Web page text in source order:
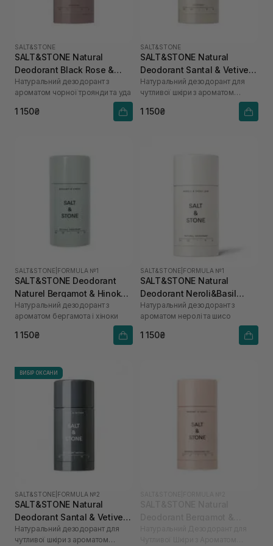
SALT&STONE
SALT&STONE Natural
Deodorant Black Rose &
Oud - Formula Nº 1 75 г
Натуральний дезодорант з
ароматом чорної троянди та уда
1 150₴
SALT&STONE
SALT&STONE Natural
Deodorant Santal & Vetiver
Formula №1 (Sensitive Skin)
75 г
Натуральний дезодорант для
чутливої шкіри з ароматом
ветиверу
1 150₴
SALT&STONE FORMULA №1
SALT&STONE Deodorant
Naturel Bergamot & Hinoka
Formula №1 75 г
Натуральний дезодорант з
ароматом бергамота і хіноки
1 150₴
SALT&STONE FORMULA №1
SALT&STONE Natural
Deodorant Neroli&Basil
Formula №1
Натуральний дезодорант з
ароматом неролі та шисо
1 150₴
ВИБІР ОКСАНИ
SALT&STONE FORMULA №2
SALT&STONE Natural
Deodorant Santal & Vetiver
Formula №2 (Sensitive Skin)
75 г
Натуральний дезодорант для
чутливої шкіри з ароматом